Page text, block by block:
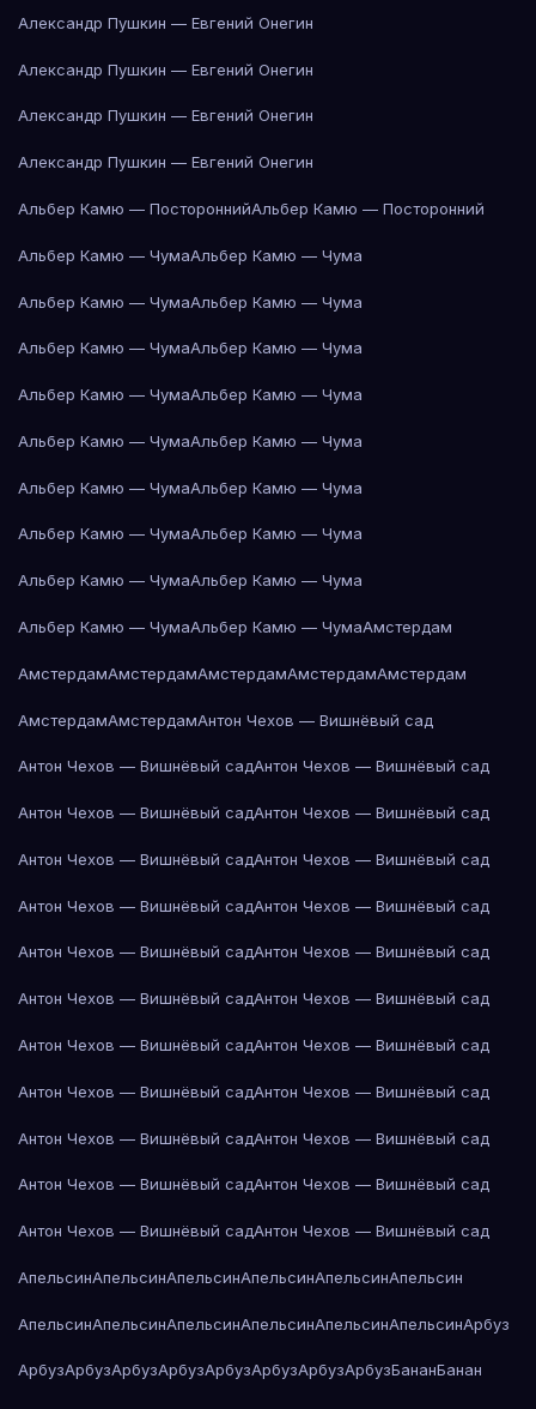
Александр Пушкин — Евгений Онегин
Александр Пушкин — Евгений Онегин
Александр Пушкин — Евгений Онегин
Александр Пушкин — Евгений Онегин
Альбер Камю — ПостороннийАльбер Камю — Посторонний
Альбер Камю — ЧумаАльбер Камю — Чума
Альбер Камю — ЧумаАльбер Камю — Чума
Альбер Камю — ЧумаАльбер Камю — Чума
Альбер Камю — ЧумаАльбер Камю — Чума
Альбер Камю — ЧумаАльбер Камю — Чума
Альбер Камю — ЧумаАльбер Камю — Чума
Альбер Камю — ЧумаАльбер Камю — Чума
Альбер Камю — ЧумаАльбер Камю — Чума
Альбер Камю — ЧумаАльбер Камю — ЧумаАмстердам
АмстердамАмстердамАмстердамАмстердамАмстердам
АмстердамАмстердамАнтон Чехов — Вишнёвый сад
Антон Чехов — Вишнёвый садАнтон Чехов — Вишнёвый сад
Антон Чехов — Вишнёвый садАнтон Чехов — Вишнёвый сад
Антон Чехов — Вишнёвый садАнтон Чехов — Вишнёвый сад
Антон Чехов — Вишнёвый садАнтон Чехов — Вишнёвый сад
Антон Чехов — Вишнёвый садАнтон Чехов — Вишнёвый сад
Антон Чехов — Вишнёвый садАнтон Чехов — Вишнёвый сад
Антон Чехов — Вишнёвый садАнтон Чехов — Вишнёвый сад
Антон Чехов — Вишнёвый садАнтон Чехов — Вишнёвый сад
Антон Чехов — Вишнёвый садАнтон Чехов — Вишнёвый сад
Антон Чехов — Вишнёвый садАнтон Чехов — Вишнёвый сад
Антон Чехов — Вишнёвый садАнтон Чехов — Вишнёвый сад
АпельсинАпельсинАпельсинАпельсинАпельсинАпельсин
АпельсинАпельсинАпельсинАпельсинАпельсинАпельсинАрбуз
АрбузАрбузАрбузАрбузАрбузАрбузАрбузАрбузБананБанан